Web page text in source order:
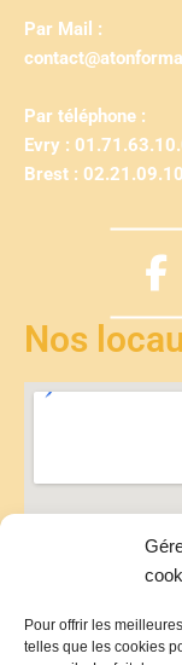
Pour offrir les
telles que les cookies
Par Mail :
Par téléphone :
Evry :
Brest :
Nos